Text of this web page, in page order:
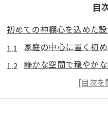
目
初めての神棚心を込めた
家庭の中心に置く初
静かな空間で穏やか
日光が差し込む場所
目線より高い位置に